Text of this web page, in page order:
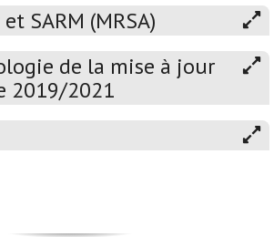
et SARM (MRSA)
de la mise à jour
2019/2021